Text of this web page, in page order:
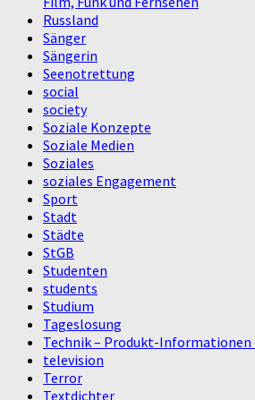
Russland
Sänger
Sängerin
Seenotrettung
social
society
Soziale Konzepte
Soziale Medien
Soziales
soziales Engagement
Sport
Stadt
Städte
StGB
Studenten
students
Studium
Tageslosung
Technik – Produkt-Informationen
television
Terror
Textdichter